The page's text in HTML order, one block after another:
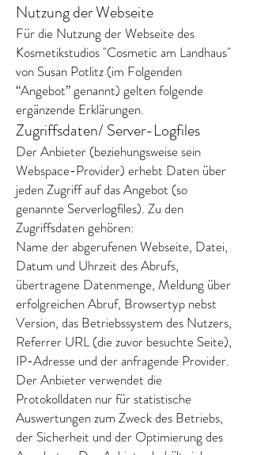
Nutzung der Webseite
Für die Nutzung der Webseite des
Kosmetikstudios "Cosmetic am Landhaus"
von Susan Potlitz (im Folgenden
“Angebot” genannt) gelten folgende
ergänzende Erklärungen.
Zugriffsdaten/ Server-Logfiles
Der Anbieter (beziehungsweise sein
Webspace-Provider) erhebt Daten über
jeden Zugriff auf das Angebot (so
genannte Serverlogfiles). Zu den
Zugriffsdaten gehören:
Name der abgerufenen Webseite, Datei,
Datum und Uhrzeit des Abrufs,
übertragene Datenmenge, Meldung über
erfolgreichen Abruf, Browsertyp nebst
Version, das Betriebssystem des Nutzers,
Referrer URL (die zuvor besuchte Seite),
IP-Adresse und der anfragende Provider.
Der Anbieter verwendet die
Protokolldaten nur für statistische
Auswertungen zum Zweck des Betriebs,
der Sicherheit und der Optimierung des